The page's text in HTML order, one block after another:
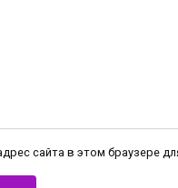
сайта в этом браузере